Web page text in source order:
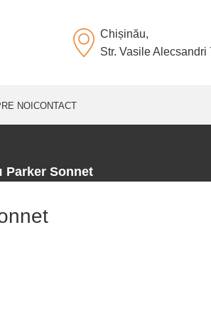
Chișinău,
Str. Vasile Alecsandri
NOICONTACT
Parker Sonnet